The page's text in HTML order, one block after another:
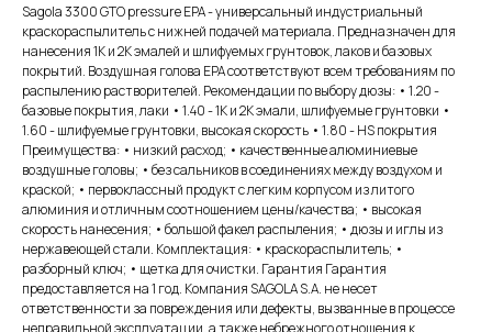
Sagola 3300 GTO pressure EPA - универсальный индустриальный
краскораспылитель с нижней подачей материала. Предназначен для
нанесения 1К и 2К эмалей и шлифуемых грунтовок, лаков и базовых
покрытий. Воздушная голова EPA соответствуют всем требованиям по
распылению растворителей. Рекомендации по выбору дюзы: • 1.20 -
базовые покрытия, лаки • 1.40 - 1К и 2К эмали, шлифуемые грунтовки •
1.60 - шлифуемые грунтовки, высокая скорость • 1.80 - HS покрытия
Преимущества: • низкий расход; • качественные алюминиевые
воздушные головы; • без сальников в соединениях между воздухом и
краской; • первоклассный продукт с легким корпусом из литого
алюминия и отличным соотношением цены/качества; • высокая
скорость нанесения; • большой факел распыления; • дюзы и иглы из
нержавеющей стали. Комплектация: • краскораспылитель; •
разборный ключ; • щетка для очистки. Гарантия Гарантия
предоставляется на 1 год. Компания SAGOLA S.A. не несет
ответственности за повреждения или дефекты, вызванные в процессе
неправильной эксплуатации, а также небрежного отношения к